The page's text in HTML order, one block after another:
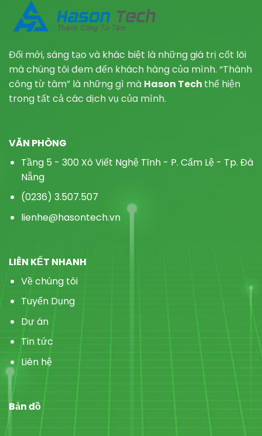
Đổi mới, sáng tạo và khác biệt là những giá trị cốt lõi
mà chúng tôi đem đến khách hàng của mình. “Thành
công từ tâm” là những gì mà Hason Tech thể hiện
trong tất cả các dịch vụ của mình.
VĂN PHÒNG
Tầng 5 - 300 Xô Viết Nghệ Tĩnh - P. Cẩm Lệ - Tp. Đà
Nẵng
(0236) 3.507.507
lienhe@hasontech.vn
LIÊN KẾT NHANH
Về chúng tôi
Tuyển Dụng
Dự án
Tin tức
Liên hệ
Bản đồ